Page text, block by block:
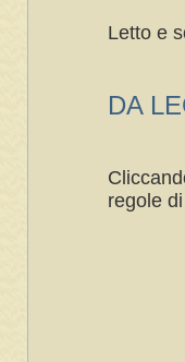
Letto e
DA
regole